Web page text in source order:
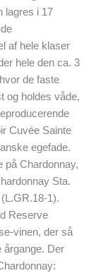
lagres i 17
af hele klaser
hele den ca. 3
de faste
og holdes våde,
Cuvée Sainte
egefade.
på Chardonnay,
Sta.
1).
Reserve
vinen, der så
årgange. Der